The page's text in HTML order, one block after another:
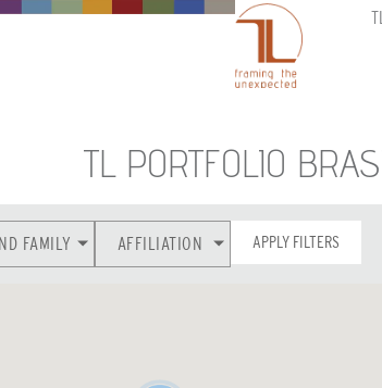
TL PORTFOLIO
FAMILY AFFILIATION APPLY FILTERS